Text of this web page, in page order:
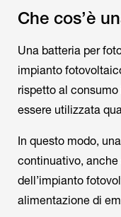
Che cos’è
Una batteria per
impianto
rispetto al
essere utilizzata
In questo modo,
continuativo, anche
dell’impianto
alimentazione di